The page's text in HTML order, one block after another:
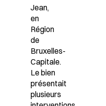
Jean,
en
Région
de
Bruxelles-
Capitale.
Le bien
présentait
plusieurs